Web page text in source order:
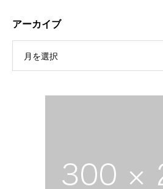
アーカイブ
月を選択